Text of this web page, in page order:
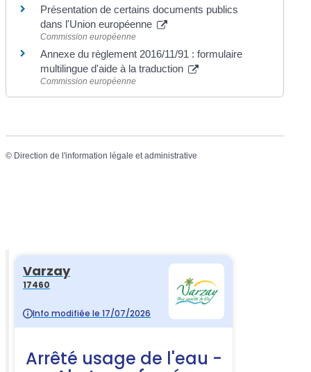
Présentation de certains documents publics
dans l'Union européenne
Commission européenne
Annexe du règlement 2016/11/91 : formulaire
multilingue d'aide à la traduction
Commission européenne
© Direction de l'information légale et administrative